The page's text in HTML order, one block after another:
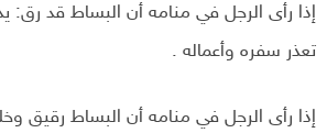
إذا رأى الرجل في منامه أن البساط قد رق:
تعذر سفره وأعماله .
إذا رأى الرجل في منامه أن البساط رقیق